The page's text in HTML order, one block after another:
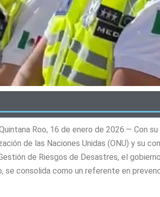
Roo, 16 de enero de 2026.— Con
de las Naciones Unidas (ONU) y su
de Riesgos de Desastres, el
se consolida como un referente en